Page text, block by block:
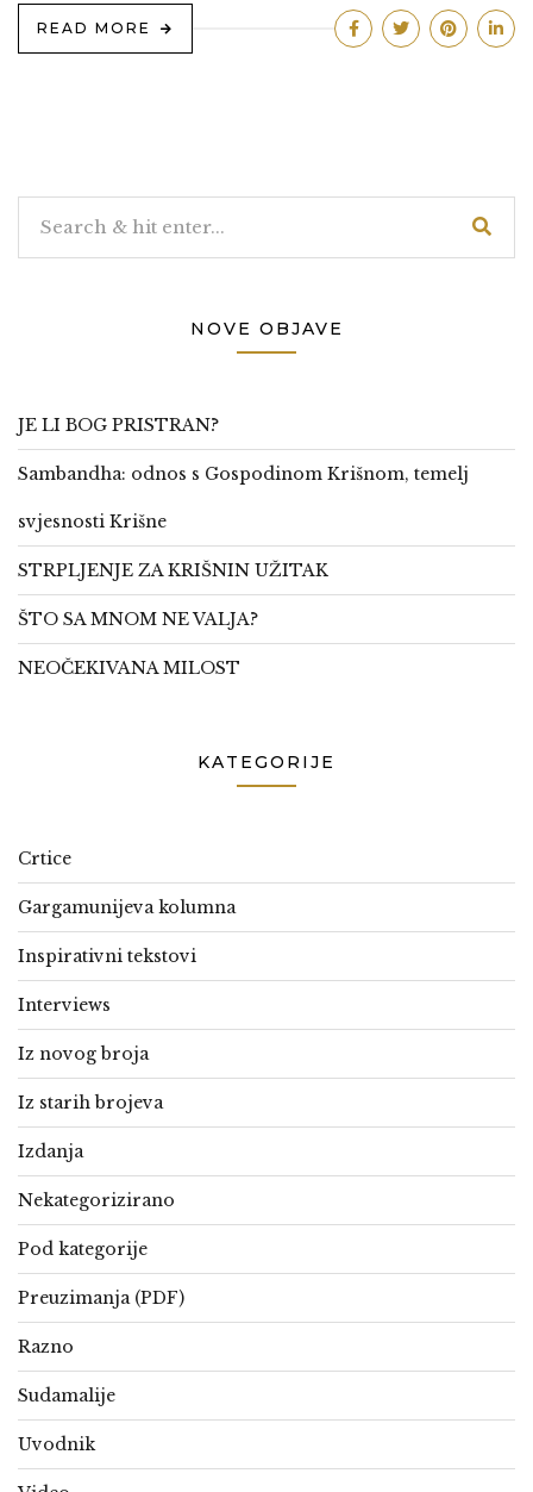
READ MORE
NOVE OBJAVE
JE LI BOG PRISTRAN?
Sambandha: odnos s Gospodinom Krišnom, temelj
svjesnosti Krišne
STRPLJENJE ZA KRIŠNIN UŽITAK
ŠTO SA MNOM NE VALJA?
NEOČEKIVANA MILOST
KATEGORIJE
Crtice
Gargamunijeva kolumna
Inspirativni tekstovi
Interviews
Iz novog broja
Iz starih brojeva
Izdanja
Nekategorizirano
Pod kategorije
Preuzimanja (PDF)
Razno
Sudamalije
Uvodnik